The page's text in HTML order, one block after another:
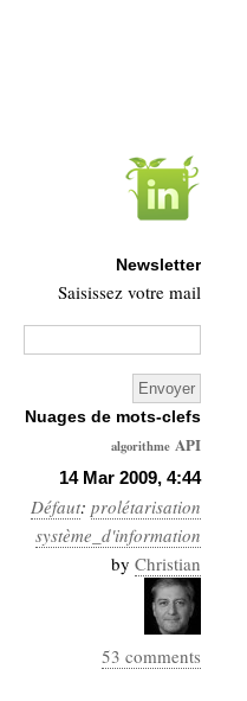
14 Mar 2009, 4:44
Défaut: prolétarisation
système_d'information
by Christian
53 comments
Newsletter
Saisissez votre mail
Nuages de mots-clefs
algorithme API
Architecture
Ars-
Industrialis
business_model
cinéma
Cloud